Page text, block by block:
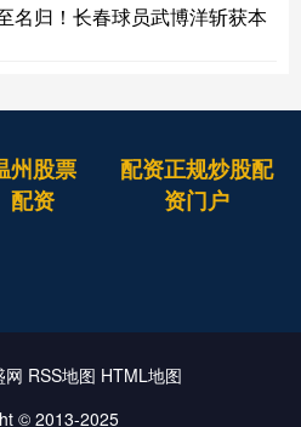
名归！长春球员武博洋斩获本
州股票
配资
配资正规炒股配
资门户
网 RSS地图 HTML地图
© 2013-2025